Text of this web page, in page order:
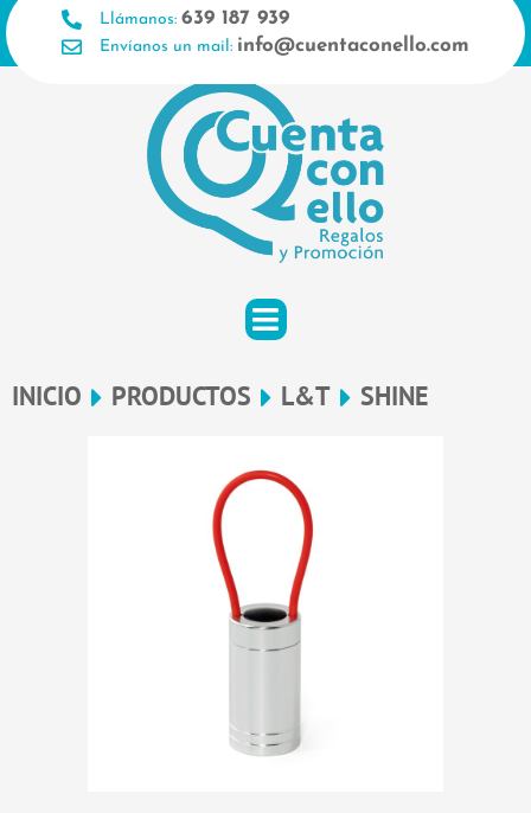
Ir
al
contenido
Llámanos: 639 187 939
Envíanos un mail: info@cuentaconello.com
INICIO PRODUCTOS L&T SHINE